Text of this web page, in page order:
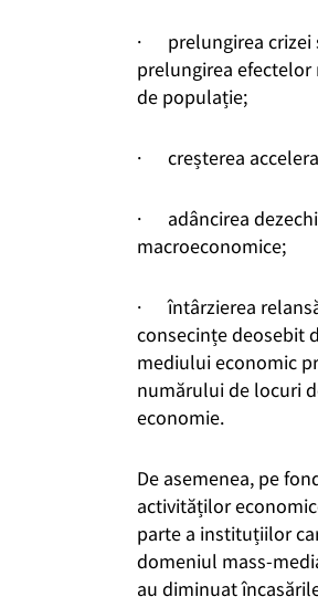
· prelungirea crizei
prelungirea
de populație;
· creșterea
· adâncirea
macroeconomice;
· întârzierea
consecințe deosebit
mediului economic
numărului de locuri
economie.
De asemenea, pe
activităților
parte a instituțiilor
domeniul mass-
au diminuat